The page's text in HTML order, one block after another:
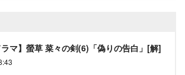
ラマ】螢草 菜々の剣(6)「偽りの告白」[解]